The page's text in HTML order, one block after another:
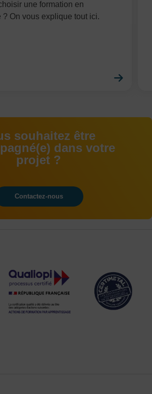
une formation en
? On vous explique tout ici.
souhaitez être
dans votre
projet ?
Contactez-nous